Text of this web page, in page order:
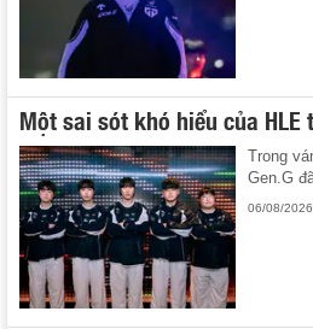
Một sai sót khó hiểu của HLE
Trong
Gen.G
06/08/2026